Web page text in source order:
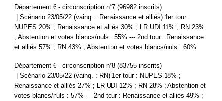
Département 6 - circonscription n°7 (96982 inscrits)
| Scénario 23/05/22 (vainq. : Renaissance et alliés) 1er tour :
NUPES 20% ; Renaissance et alliés 30% ; LR UDI 11% ; RN 23%
; Abstention et votes blancs/nuls : 55% --- 2nd tour : Renaissance
et alliés 57% ; RN 43% ; Abstention et votes blancs/nuls : 60%
Département 6 - circonscription n°8 (83755 inscrits)
| Scénario 23/05/22 (vainq. : RN) 1er tour : NUPES 18% ;
Renaissance et alliés 27% ; LR UDI 12% ; RN 28% ; Abstention et
votes blancs/nuls : 57% --- 2nd tour : Renaissance et alliés 49% ;